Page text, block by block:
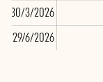
30/3/2026
29/6/2026